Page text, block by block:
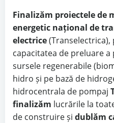
Finalizăm proiectele de
energetic național de
electrice
capacitatea de preluare
sursele regenerabile
hidro și pe bază de
hidrocentrala de pompaj
finalizăm lucrările la
de construire și dublăm